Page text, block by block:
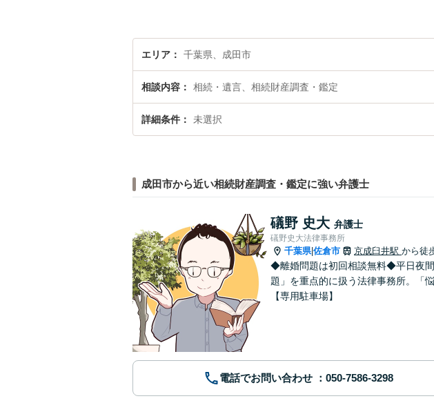
エリア 千葉県、成田市
相談内容 相続・遺言、相続財産調査・鑑定
詳細条件 未選択
成田市から近い相続財産調査・鑑定に強い弁護士
礒野 史大 弁護士
礒野史大法律事務所
千葉県|佐倉市 京成臼井駅 から徒
◆離婚問題は初回相談無料◆平日夜
題」を重点的に扱う法律事務所。「
【専用駐車場】
電話でお問い合わせ